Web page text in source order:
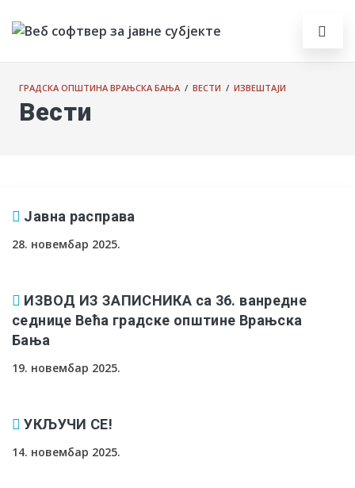
ГРАДСКА ОПШТИНА ВРАЊСКА БАЊА / ВЕСТИ / ИЗВЕШТАЈИ
Вести
Јавна расправа
28. новембар 2025.
ИЗВОД ИЗ ЗАПИСНИКА са 36. ванредне
седнице Већа градске општине Врањска
Бања
19. новембар 2025.
УКЉУЧИ СЕ!
14. новембар 2025.